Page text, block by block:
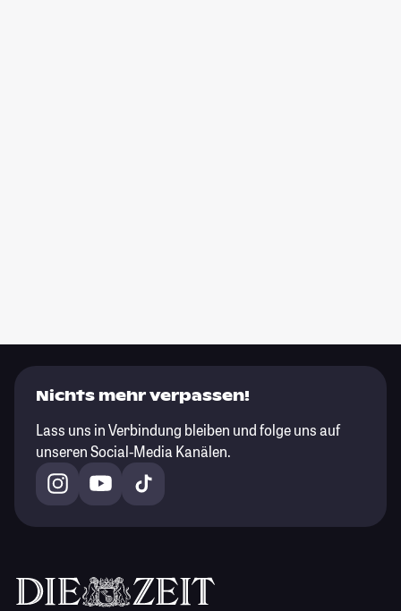
Nichts mehr verpassen!
Lass uns in Verbindung bleiben und folge uns auf
unseren Social-Media Kanälen.